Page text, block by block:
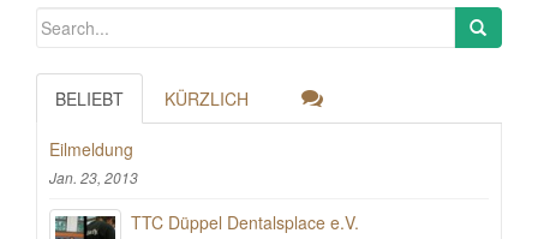
BELIEBT KÜRZLICH
Eilmeldung
Jan. 23, 2013
TTC Düppel Dentalsplace e.V.